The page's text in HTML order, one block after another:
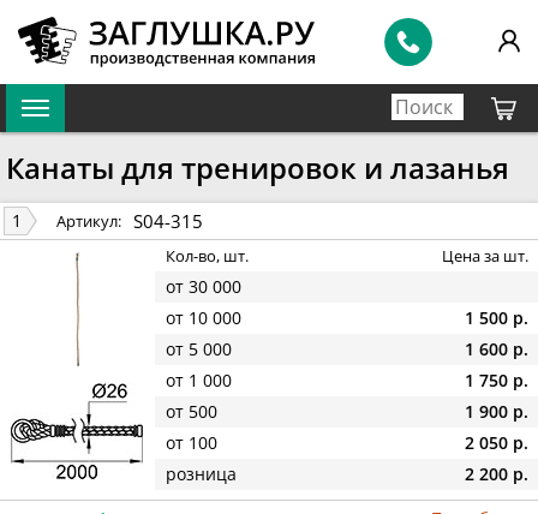
Канаты для тренировок и лазанья
1 Артикул: S04-315
Кол-во, шт. Цена за шт.
от 30 000
от 10 000
1 500 р.
от 5 000
1 600 р.
от 1 000
1 750 р.
от 500
1 900 р.
от 100
2 050 р.
розница
2 200 р.